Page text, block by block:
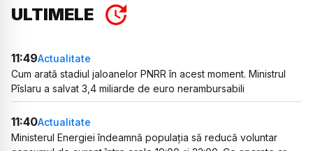
ULTIMELE
11:49Actualitate
Cum arată stadiul jaloanelor PNRR în acest moment. Ministrul
Pîslaru a salvat 3,4 miliarde de euro nerambursabili
11:40Actualitate
Ministerul Energiei îndeamnă populația să reducă voluntar